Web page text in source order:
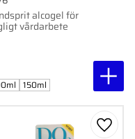
alcogel för
vårdarbete
150ml
Lägg